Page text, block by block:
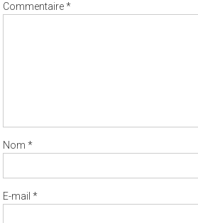
Commentaire*
Nom*
E-mail*